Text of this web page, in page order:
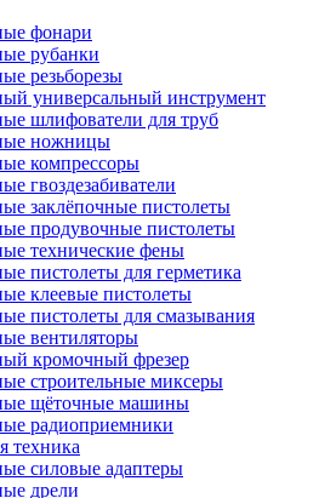
фонари
рубанки
резьборезы
универсальный инструмент
шлифователи для труб
ножницы
компрессоры
гвоздезабиватели
заклёпочные пистолеты
продувочные пистолеты
технические фены
пистолеты для герметика
клеевые пистолеты
пистолеты для смазывания
вентиляторы
кромочный фрезер
строительные миксеры
щёточные машины
радиоприемники
техника
силовые адаптеры
дрели